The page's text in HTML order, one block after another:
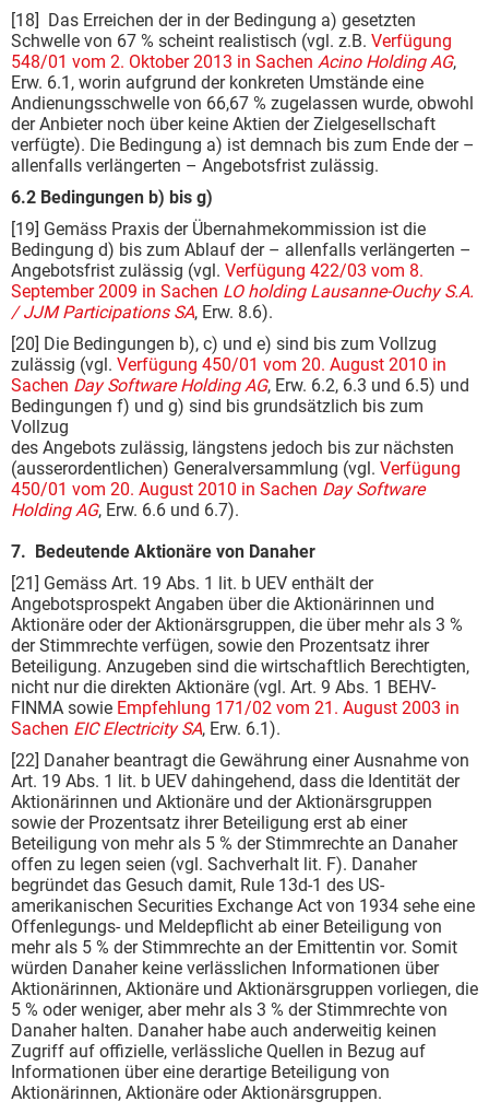
[18] Das Erreichen der in der Bedingung a) gesetzten
Schwelle von 67 % scheint realistisch (vgl. z.B. Verfügung
548/01 vom 2. Oktober 2013 in Sachen Acino Holding AG,
Erw. 6.1, worin aufgrund der konkreten Umstände eine
Andienungsschwelle von 66,67 % zugelassen wurde, obwohl
der Anbieter noch über keine Aktien der Zielgesellschaft
verfügte). Die Bedingung a) ist demnach bis zum Ende der –
allenfalls verlängerten – Angebotsfrist zulässig.
6.2 Bedingungen b) bis g)
[19] Gemäss Praxis der Übernahmekommission ist die
Bedingung d) bis zum Ablauf der – allenfalls verlängerten –
Angebotsfrist zulässig (vgl. Verfügung 422/03 vom 8.
September 2009 in Sachen LO holding Lausanne-Ouchy S.A.
/ JJM Participations SA, Erw. 8.6).
[20] Die Bedingungen b), c) und e) sind bis zum Vollzug
zulässig (vgl. Verfügung 450/01 vom 20. August 2010 in
Sachen Day Software Holding AG, Erw. 6.2, 6.3 und 6.5) und
Bedingungen f) und g) sind bis grundsätzlich bis zum
Vollzug
des Angebots zulässig, längstens jedoch bis zur nächsten
(ausserordentlichen) Generalversammlung (vgl. Verfügung
450/01 vom 20. August 2010 in Sachen Day Software
Holding AG, Erw. 6.6 und 6.7).
7. Bedeutende Aktionäre von Danaher
[21] Gemäss Art. 19 Abs. 1 lit. b UEV enthält der
Angebotsprospekt Angaben über die Aktionärinnen und
Aktionäre oder der Aktionärsgruppen, die über mehr als 3 %
der Stimmrechte verfügen, sowie den Prozentsatz ihrer
Beteiligung. Anzugeben sind die wirtschaftlich Berechtigten,
nicht nur die direkten Aktionäre (vgl. Art. 9 Abs. 1 BEHV-
FINMA sowie Empfehlung 171/02 vom 21. August 2003 in
Sachen EIC Electricity SA, Erw. 6.1).
[22] Danaher beantragt die Gewährung einer Ausnahme von
Art. 19 Abs. 1 lit. b UEV dahingehend, dass die Identität der
Aktionärinnen und Aktionäre und der Aktionärsgruppen
sowie der Prozentsatz ihrer Beteiligung erst ab einer
Beteiligung von mehr als 5 % der Stimmrechte an Danaher
offen zu legen seien (vgl. Sachverhalt lit. F). Danaher
begründet das Gesuch damit, Rule 13d-1 des US-
amerikanischen Securities Exchange Act von 1934 sehe eine
Offenlegungs- und Meldepflicht ab einer Beteiligung von
mehr als 5 % der Stimmrechte an der Emittentin vor. Somit
würden Danaher keine verlässlichen Informationen über
Aktionärinnen, Aktionäre und Aktionärsgruppen vorliegen, die
5 % oder weniger, aber mehr als 3 % der Stimmrechte von
Danaher halten. Danaher habe auch anderweitig keinen
Zugriff auf offizielle, verlässliche Quellen in Bezug auf
Informationen über eine derartige Beteiligung von
Aktionärinnen, Aktionäre oder Aktionärsgruppen.